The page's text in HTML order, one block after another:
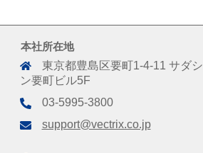
本社所在地
東京都豊島区要町1-4-11 サダシ
ン要町ビル5F
03-5995-3800
support@vectrix.co.jp